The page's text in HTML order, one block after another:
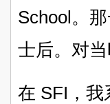
School。
士后。对
在 SFI，我